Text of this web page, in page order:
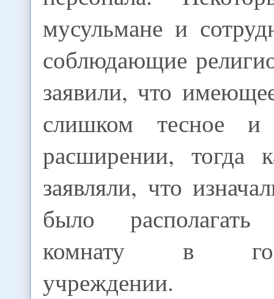
мусульмане и
соблюдающие
заявили, что
слишком тесное и
расширении, тогда
заявляли, что
было располагать
комнату в
учреждении.